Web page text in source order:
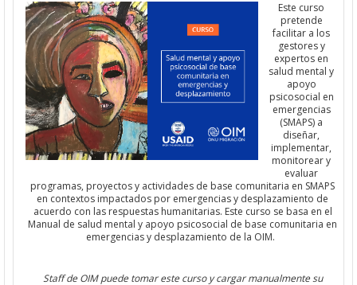
Este curso
pretende
facilitar a los
gestores y
expertos en
salud mental y
apoyo
psicosocial en
emergencias
(SMAPS) a
diseñar,
implementar,
monitorear y
evaluar
programas, proyectos y actividades de base comunitaria en SMAPS
en contextos impactados por emergencias y desplazamiento de
acuerdo con las respuestas humanitarias. Este curso se basa en el
Manual de salud mental y apoyo psicosocial de base comunitaria en
emergenciasy desplazamiento de la OIM.
Staff de OIMpuede tomar este curso y cargar manualmente su